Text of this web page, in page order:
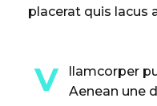
placerat quis lacus
V
llamcorper
Aenean une